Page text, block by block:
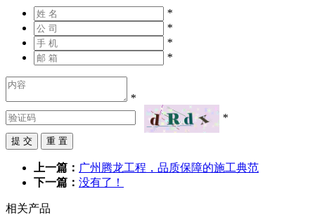
*
*
*
*
*
*
上一篇： 广州腾龙工程，品质保障的施工典范
下一篇： 没有了！
相关产品